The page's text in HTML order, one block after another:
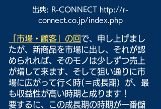
出典: R-CONNECT http://r-
connect.co.jp/index.php
「市場・顧客」の回 で、申し上げまし
たが、新商品を市場に出し、それが認
められれば、そのモノは少しずつ売上
が増して来ます、そして狙い通りに市
場に広がって行く時(＝成長期）が、最
も収益性が高い時期と成ります！
要するに、この成長期の時期が一番儲